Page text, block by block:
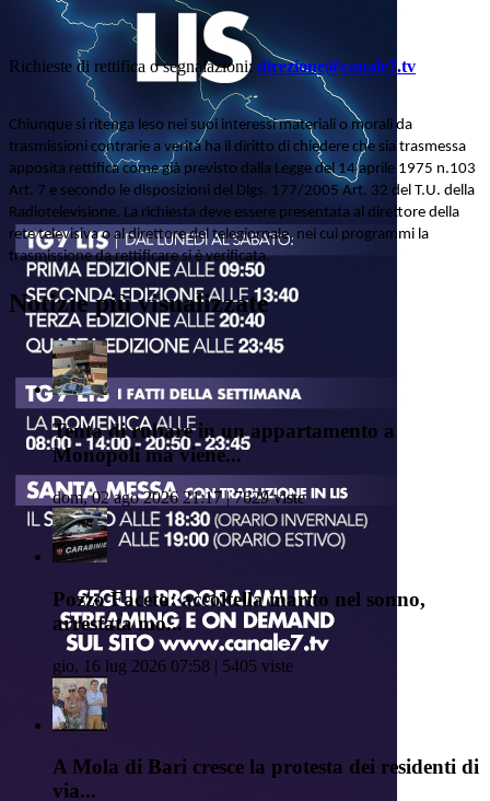
Richieste di rettifica o segnalazioni: direzione@canale7.tv
Chiunque si ritenga leso nei suoi interessi materiali o morali da
trasmissioni contrarie a verità ha il diritto di chiedere che sia trasmessa
apposita rettifica come già previsto dalla Legge del 14 aprile 1975 n.103
Art. 7 e secondo le disposizioni del Dlgs. 177/2005 Art. 32 del T.U. della
Radiotelevisione. La richiesta deve essere presentata al direttore della
rete televisiva o al direttore del telegiornale, nei cui programmi la
trasmissione da rettificare si è verificata.
Notizie più visualizzate
Tenta di rubare in un appartamento a
Monopoli ma viene...
dom, 02 ago 2026 21:17 | 7629 viste
Pozzo Faceto: accoltella marito nel sonno,
arrestata mo...
gio, 16 lug 2026 07:58 | 5405 viste
A Mola di Bari cresce la protesta dei residenti di
via...